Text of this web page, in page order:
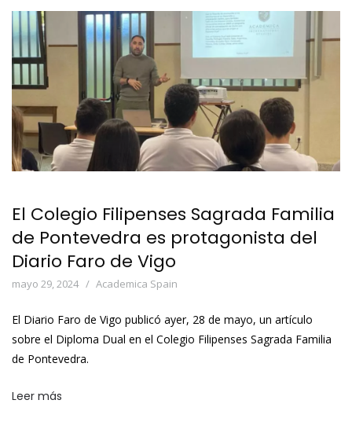
El Colegio Filipenses Sagrada Familia
de Pontevedra es protagonista del
Diario Faro de Vigo
mayo 29, 2024 Academica Spain
El Diario Faro de Vigo publicó ayer, 28 de mayo, un artículo
sobre el Diploma Dual en el Colegio Filipenses Sagrada Familia
de Pontevedra.
Leer más